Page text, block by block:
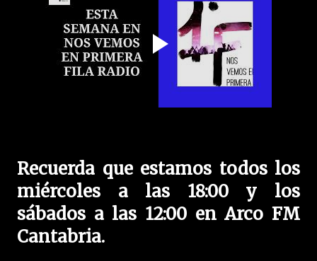
Recuerda que estamos todos los
miércoles a las 18:00 y los
sábados a las 12:00 en Arco FM
Cantabria.